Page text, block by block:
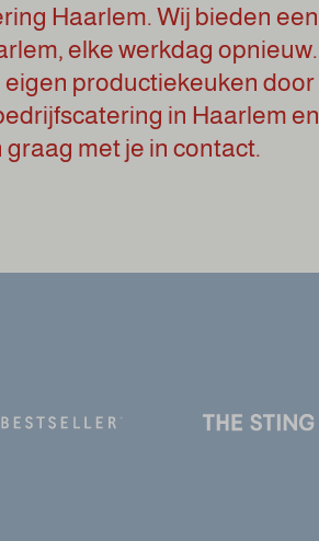
Haarlem. Wij bieden een
elke werkdag opnieuw.
productiekeuken door
in Haarlem en
met je in contact.